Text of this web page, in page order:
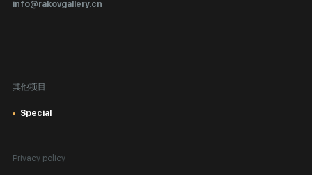
info@rakovgallery.cn
其他项目:
Special
Privacy policy